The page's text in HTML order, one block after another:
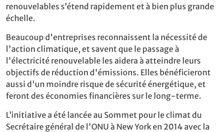
renouvelables s’étend rapidement et à bien plus grande
échelle.
Beaucoup d'entreprises reconnaissent la nécessité de
l'action climatique, et savent que le passage à
l'électricité renouvelable les aidera à atteindre leurs
objectifs de réduction d'émissions. Elles bénéficieront
aussi d'un moindre risque de sécurité énergétique, et
feront des économies financières sur le long-terme.
L’initiative a été lancée au Sommet pour le climat du
Secrétaire général de l'ONU à New York en 2014 avec la